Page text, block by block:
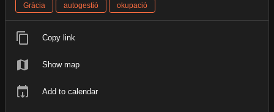
Gràcia autogestió okupació
Copy link
Show map
Add to calendar